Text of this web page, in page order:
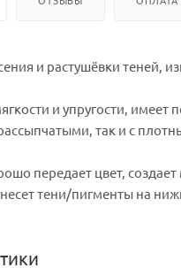
и растушёвки теней,
и упругости, имеет
так и с
передает цвет,
тени/пигменты на